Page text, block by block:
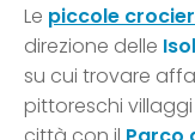
Le piccole
direzione delle
su cui trovare
pittoreschi